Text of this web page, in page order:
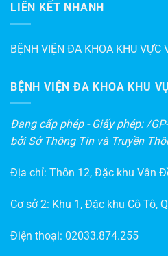
LIÊN KẾT NHANH
BỆNH VIỆN ĐA KHOA KHU VỰC
BỆNH VIỆN ĐA KHOA KHU
Đang cấp phép - Giấy phép: /
bởi Sở Thông Tin và Truyền
Địa chỉ: Thôn 12, Đặc khu Vân
Cơ sở 2: Khu 1, Đặc khu Cô Tô,
Điện thoại: 02033.874.255